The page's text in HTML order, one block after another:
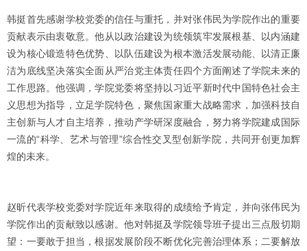
韩挺首先感谢学校党委的信任与重托，并对张伟民为学院作出的重要
贡献表示由衷敬意。他从以政治建设为统领筑牢发展根基、以内涵建
设为核心锻造特色优势、以队伍建设为根本激活发展动能、以清正廉
洁为底线坚决落实全面从严治党主体责任四个方面阐述了学院未来的
工作思路。他强调，学院党委将坚持以习近平新时代中国特色社会主
义思想为指导，立足学院特色，聚焦国家重大战略需求，加强科技自
主创新与人才自主培养，推动产学研深度融合，努力将学院建成国际
一流的“科学、艺术与管理”综合性交叉型创新学院，共同开创更加辉
煌的未来。
赵昕代表学校党委对学院近年来取得的成绩给予肯定，并向张伟民为
学院作出的贡献致以感谢。他对韩挺及学院领导班子提出三点殷切期
望：一要敢于担当，根据发展阶段不断优化完善治理体系；二要解放